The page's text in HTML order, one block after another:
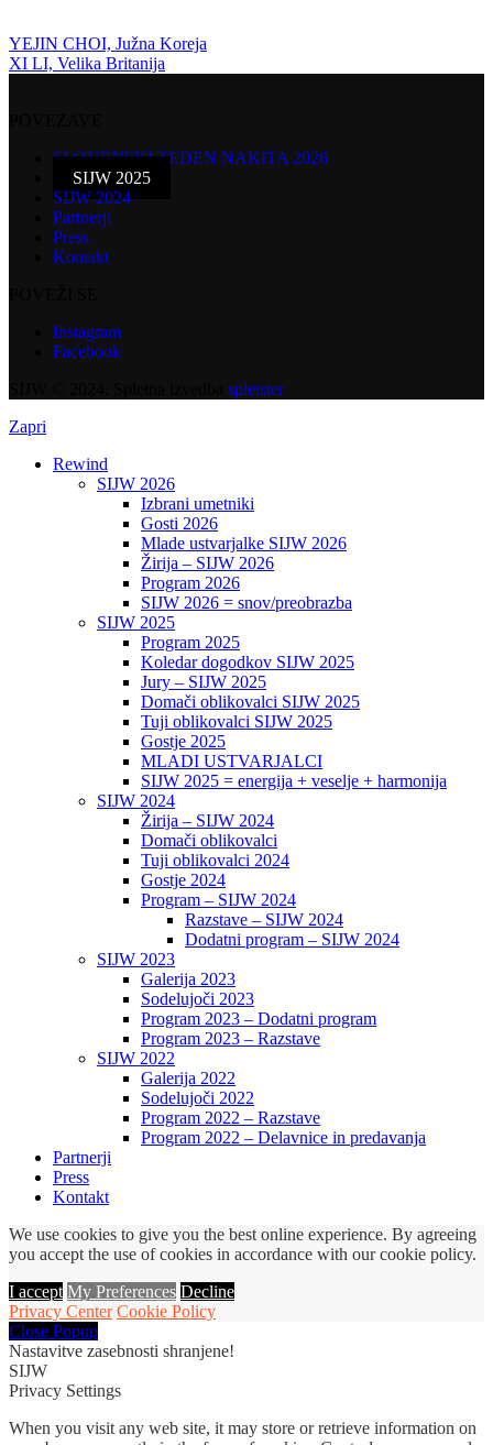
YEJIN CHOI, Južna Koreja
XI LI, Velika Britanija
SLOVENSKI TEDEN NAKITA 2026
SIJW 2025
SIJW 2024
Partnerji
Press
Kontakt
Instagram
Facebook
spletster
Zapri
Rewind
SIJW 2026
Izbrani umetniki
Gosti 2026
Mlade ustvarjalke SIJW 2026
Žirija – SIJW 2026
Program 2026
SIJW 2026 = snov/preobrazba
SIJW 2025
Program 2025
Koledar dogodkov SIJW 2025
Jury – SIJW 2025
Domači oblikovalci SIJW 2025
Tuji oblikovalci SIJW 2025
Gostje 2025
MLADI USTVARJALCI
SIJW 2025 = energija + veselje + harmonija
SIJW 2024
Žirija – SIJW 2024
Domači oblikovalci
Tuji oblikovalci 2024
Gostje 2024
Program – SIJW 2024
Razstave – SIJW 2024
Dodatni program – SIJW 2024
SIJW 2023
Galerija 2023
Sodelujoči 2023
Program 2023 – Dodatni program
Program 2023 – Razstave
SIJW 2022
Galerija 2022
Sodelujoči 2022
Program 2022 – Razstave
Program 2022 – Delavnice in predavanja
Partnerji
Press
Kontakt
We use cookies to give you the best online experience. By agreeing
you accept the use of cookies in accordance with our cookie policy.
I accept My Preferences Decline
Privacy Center Cookie Policy
Close Popup
Nastavitve zasebnosti shranjene!
SIJW
Privacy Settings
When you visit any web site, it may store or retrieve information on